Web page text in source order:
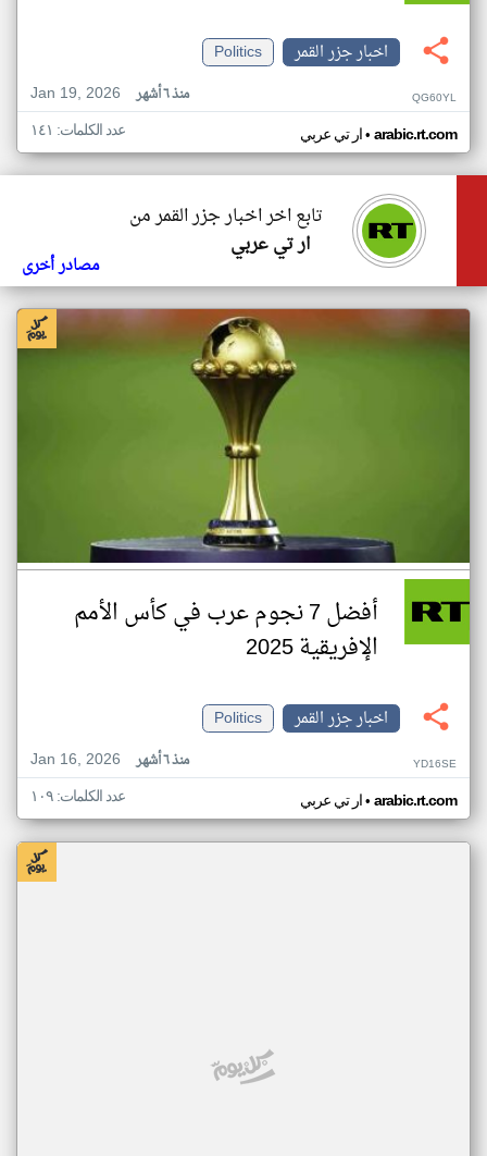
اخبار جزر القمر
Politics
Jan 19, 2026
منذ ٦ أشهر QG60YL
ار تي عربي• arabic.rt.com عدد الكلمات: ١٤١
تابع اخر اخبار جزر القمر من
ار تي عربي
مصادر أخرى
أفضل 7 نجوم عرب في كأس الأمم
الإفريقية 2025
اخبار جزر القمر
Politics
Jan 16, 2026
منذ ٦ أشهر YD16SE
ار تي عربي• arabic.rt.com عدد الكلمات: ١٠٩